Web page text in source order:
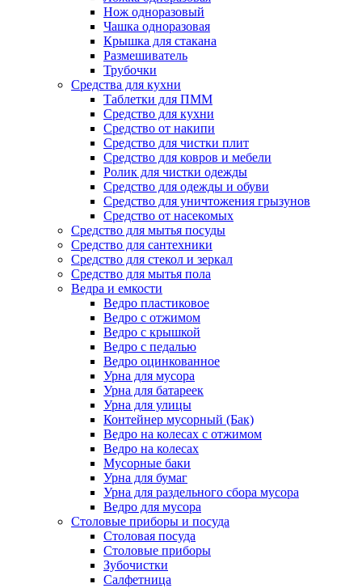
Нож одноразовый
Чашка одноразовая
Крышка для стакана
Размешиватель
Трубочки
Средства для кухни
Таблетки для ПММ
Средство для кухни
Средство от накипи
Средство для чистки плит
Средство для ковров и мебели
Ролик для чистки одежды
Средство для одежды и обуви
Средство для уничтожения грызунов
Средство от насекомых
Средство для мытья посуды
Средство для сантехники
Средство для стекол и зеркал
Средство для мытья пола
Ведра и емкости
Ведро пластиковое
Ведро с отжимом
Ведро с крышкой
Ведро с педалью
Ведро оцинкованное
Урна для мусора
Урна для батареек
Урна для улицы
Контейнер мусорный (Бак)
Ведро на колесах с отжимом
Ведро на колесах
Мусорные баки
Урна для бумаг
Урна для раздельного сбора мусора
Ведро для мусора
Столовые приборы и посуда
Столовая посуда
Столовые приборы
Зубочистки
Салфетница